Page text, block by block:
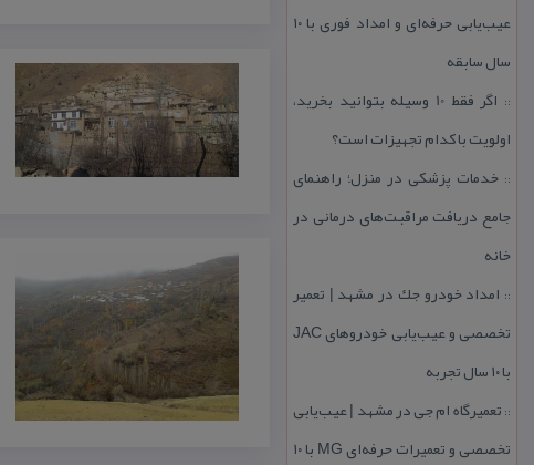
عیب‌یابی حرفه‌ای و امداد فوری با ۱۰
سال سابقه
::
اگر فقط 10 وسیله بتوانید بخرید،
اولویت با كدام تجهیزات است؟
:: خدمات پزشكی در منزل؛ راهنمای
جامع دریافت مراقبت‌های درمانی در
خانه
:: امداد خودرو جك در مشهد | تعمیر
تخصصی و عیب‌یابی خودروهای JAC
با ۱۰ سال تجربه
:: تعمیرگاه ام جی در مشهد | عیب‌یابی
تخصصی و تعمیرات حرفه‌ای MG با ۱۰